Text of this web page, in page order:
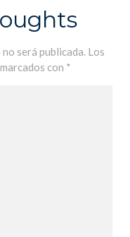
será publicada. Los
con *